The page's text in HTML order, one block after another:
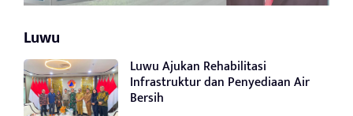
Luwu
Luwu Ajukan Rehabilitasi
Infrastruktur dan Penyediaan Air
Bersih